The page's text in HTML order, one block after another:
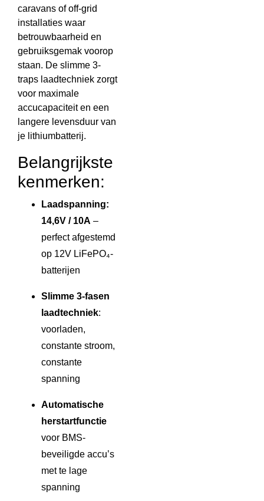
caravans of off-grid
installaties waar
betrouwbaarheid en
gebruiksgemak voorop
staan. De slimme 3-
traps laadtechniek zorgt
voor maximale
accucapaciteit en een
langere levensduur van
je lithiumbatterij.
Belangrijkste
kenmerken:
Laadspanning:
14,6V / 10A –
perfect afgestemd
op 12V LiFePO₄-
batterijen
Slimme 3-fasen
laadtechniek:
voorladen,
constante stroom,
constante
spanning
Automatische
herstartfunctie
voor BMS-
beveiligde accu’s
met te lage
spanning